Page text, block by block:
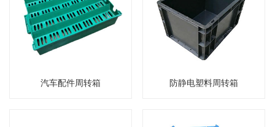
汽车配件周转箱 防静电塑料周转箱